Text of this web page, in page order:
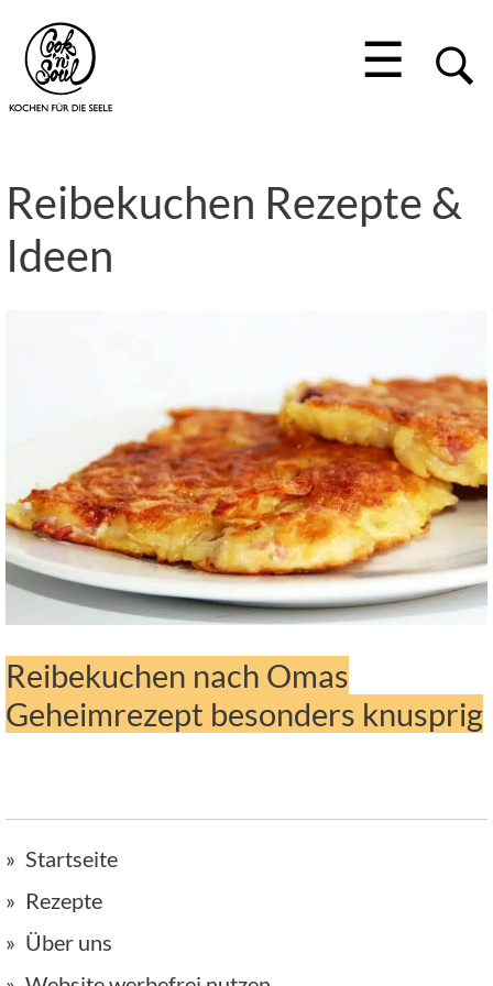
☰
Reibekuchen Rezepte &
Ideen
Reibekuchen nach Omas
Geheimrezept besonders knusprig
Startseite
Rezepte
Über uns